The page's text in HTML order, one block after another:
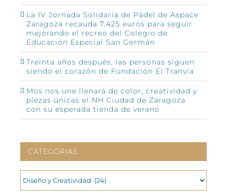
La IV Jornada Solidaria de Pádel de Aspace
Zaragoza recauda 7.425 euros para seguir
mejorando el recreo del Colegio de
Educación Especial San Germán
Treinta años después, las personas siguen
siendo el corazón de Fundación El Tranvía
Mos nos une llenará de color, creatividad y
piezas únicas el NH Ciudad de Zaragoza
con su esperada tienda de verano
CATEGORIAS
CATEGORIAS